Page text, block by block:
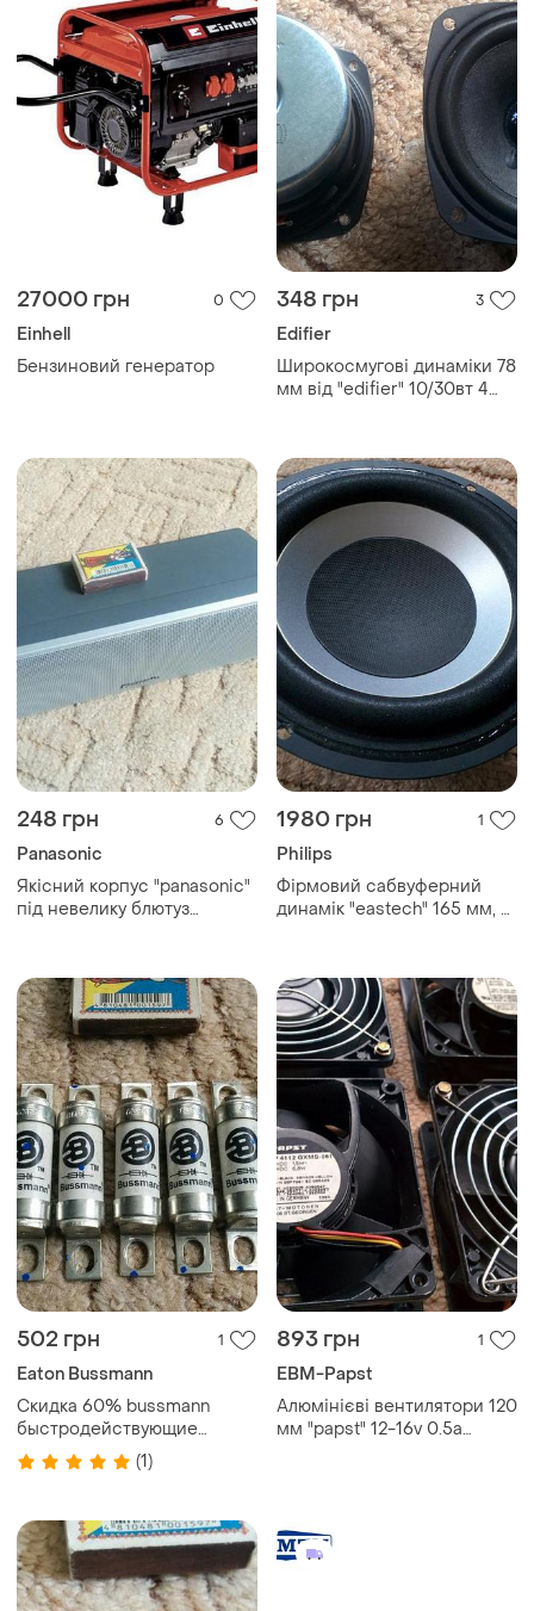
27000 грн 0
Einhell
Бензиновий генератор
348 грн 3
Edifier
Широкосмугові динаміки 78
мм від "edifier" 10/30вт 4
248 грн 6
Panasonic
Якісний корпус "panasonic"
під невелику блютуз
1980 грн 1
Philips
Фірмовий сабвуферний
динамік "eastech" 165 мм, 4
502 грн 1
Eaton Bussmann
Скидка 60% bussmann
быстродействующие
предохранители 63а для
защиты полупроводниковых
(1)
893 грн 1
EBM-Papst
Алюмінієві вентилятори 120
мм "papst" 12-16v 0.5а